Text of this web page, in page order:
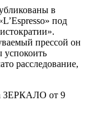
в
под
прессой он
расследование,
ЗЕРКАЛО от 9